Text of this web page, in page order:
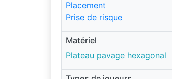
Placement
Prise de risque
Matériel
Plateau pavage hexagonal